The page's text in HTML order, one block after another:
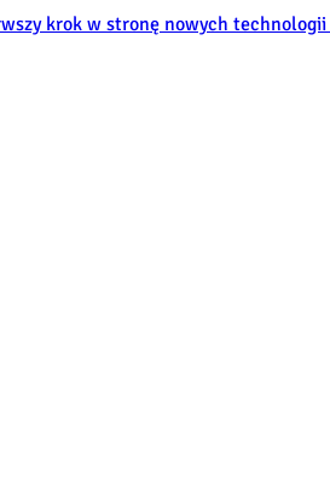
krok w stronę nowych